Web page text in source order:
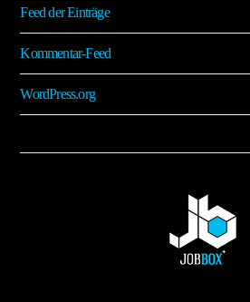
Feed der Einträge
Kommentar-Feed
WordPress.org